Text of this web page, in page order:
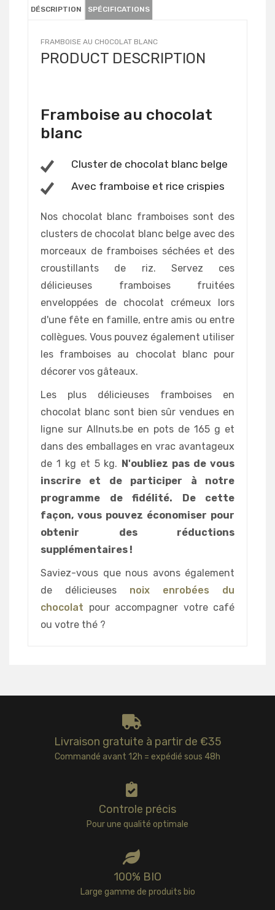
DÉSCRIPTION SPÉCIFICATIONS
FRAMBOISE AU CHOCOLAT BLANC
PRODUCT DESCRIPTION
Framboise au chocolat
blanc
Cluster de chocolat blanc belge
Avec framboise et rice crispies
Nos chocolat blanc framboises sont des
clusters de chocolat blanc belge avec des
morceaux de framboises séchées et des
croustillants de riz. Servez ces
délicieuses framboises fruitées
enveloppées de chocolat crémeux lors
d'une fête en famille, entre amis ou entre
collègues. Vous pouvez également utiliser
les framboises au chocolat blanc pour
décorer vos gâteaux.
Les plus délicieuses framboises en
chocolat blanc sont bien sûr vendues en
ligne sur Allnuts.be en pots de 165 g et
dans des emballages en vrac avantageux
de 1 kg et 5 kg. N'oubliez pas de vous
inscrire et de participer à notre
programme de fidélité. De cette
façon, vous pouvez économiser pour
obtenir des réductions
supplémentaires !
Saviez-vous que nous avons également
de délicieuses noix enrobées du
chocolat pour accompagner votre café
ou votre thé ?
Livraison gratuite à partir de €35
Commandé avant 12h = expédié sous 48h
Controle précis
Pour une qualité optimale
100% BIO
Large gamme de produits bio